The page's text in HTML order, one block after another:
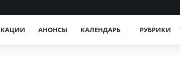
АНОНСЫ КАЛЕНДАРЬ РУБРИКИ